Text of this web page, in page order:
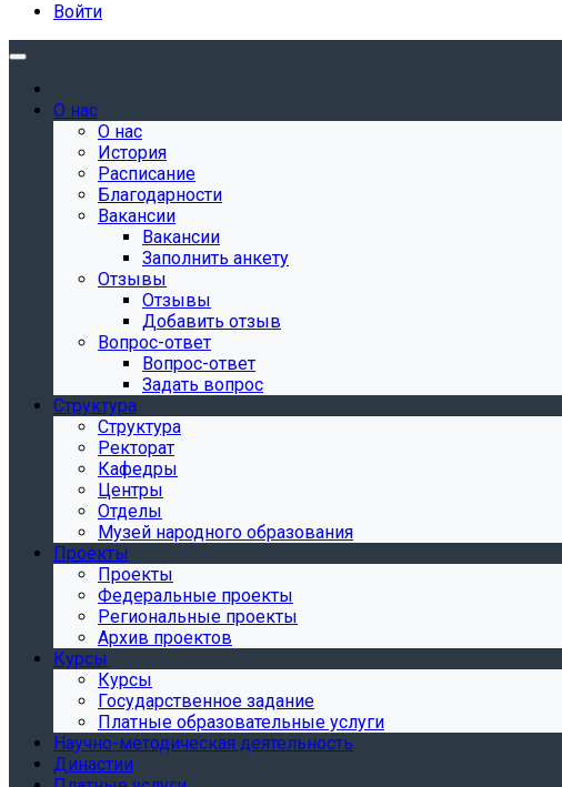
Войти
О нас
О нас
История
Расписание
Благодарности
Вакансии
Вакансии
Заполнить анкету
Отзывы
Отзывы
Добавить отзыв
Вопрос-ответ
Вопрос-ответ
Задать вопрос
Структура
Структура
Ректорат
Кафедры
Центры
Отделы
Музей народного образования
Проекты
Проекты
Федеральные проекты
Региональные проекты
Архив проектов
Курсы
Курсы
Государственное задание
Платные образовательные услуги
Научно-методическая деятельность
Династии